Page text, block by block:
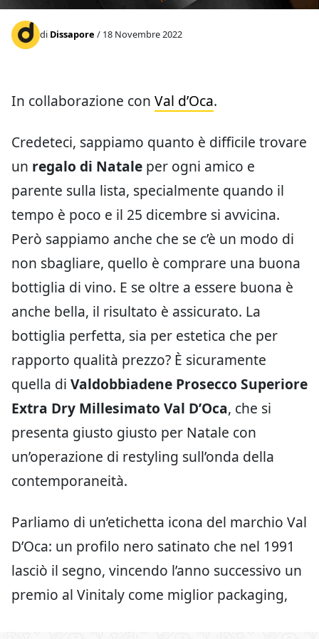
di Dissapore / 18 Novembre 2022
In collaborazione con Val d’Oca.
Credeteci, sappiamo quanto è difficile trovare
un regalo di Natale per ogni amico e
parente sulla lista, specialmente quando il
tempo è poco e il 25 dicembre si avvicina.
Però sappiamo anche che se c’è un modo di
non sbagliare, quello è comprare una buona
bottiglia di vino. E se oltre a essere buona è
anche bella, il risultato è assicurato. La
bottiglia perfetta, sia per estetica che per
rapporto qualità prezzo? È sicuramente
quella di Valdobbiadene Prosecco Superiore
Extra Dry Millesimato Val D’Oca, che si
presenta giusto giusto per Natale con
un’operazione di restyling sull’onda della
contemporaneità.
Parliamo di un’etichetta icona del marchio Val
D’Oca: un profilo nero satinato che nel 1991
lasciò il segno, vincendo l’anno successivo un
premio al Vinitaly come miglior packaging,